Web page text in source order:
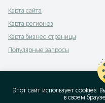
Карта сайта
Карта регионов
Карта бизнес-страницы
Популярные запросы
Этот сайт использует cookies.
в своeм